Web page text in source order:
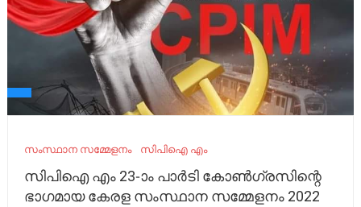
സംസ്ഥാന സമ്മേളനം സിപിഐ എം
സിപിഐ എം 23-ാം പാര്‍ടി കോണ്‍ഗ്രസിന്റെ
ഭാഗമായ കേരള സംസ്ഥാന സമ്മേളനം 2022